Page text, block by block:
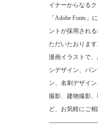
イナーからなるク
「Adobe Fonts
ントが採用され
ただいたおります
漫画イラストで
シデザイン、パ
ン、名刺デザイ
撮影、建物撮影
ど、お気軽にご相